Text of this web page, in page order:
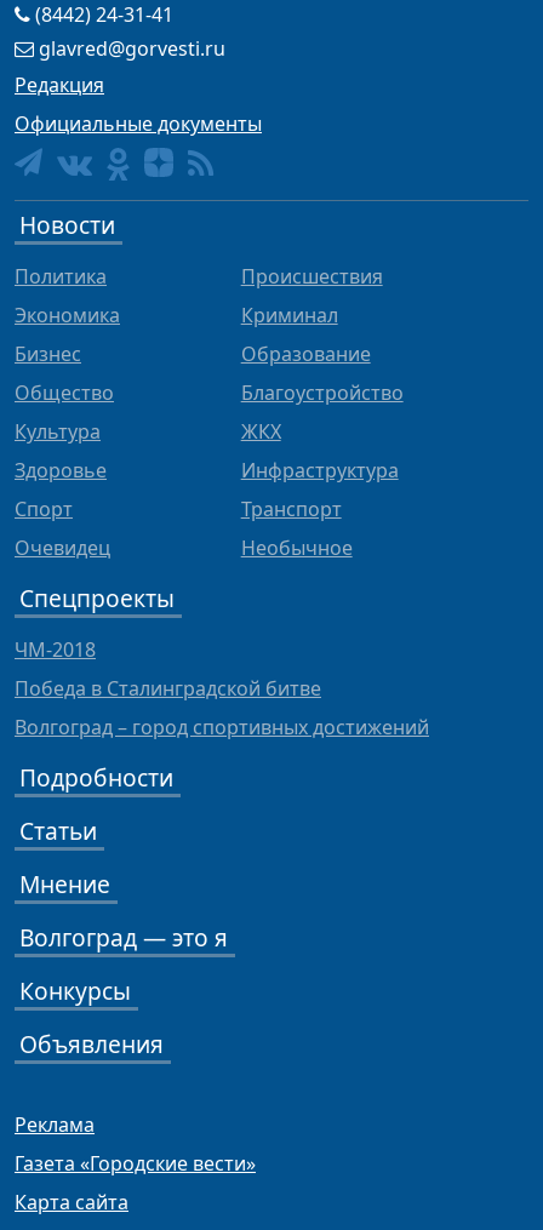
(8442) 24-31-41
glavred@gorvesti.ru
Редакция
Официальные документы
Новости
Политика
Экономика
Бизнес
Общество
Культура
Здоровье
Спорт
Очевидец
Происшествия
Криминал
Образование
Благоустройство
ЖКХ
Инфраструктура
Транспорт
Необычное
Спецпроекты
ЧМ-2018
Победа в Сталинградской битве
Волгоград – город спортивных достижений
Подробности
Статьи
Мнение
Волгоград — это я
Конкурсы
Объявления
Реклама
Газета «Городские вести»
Карта сайта